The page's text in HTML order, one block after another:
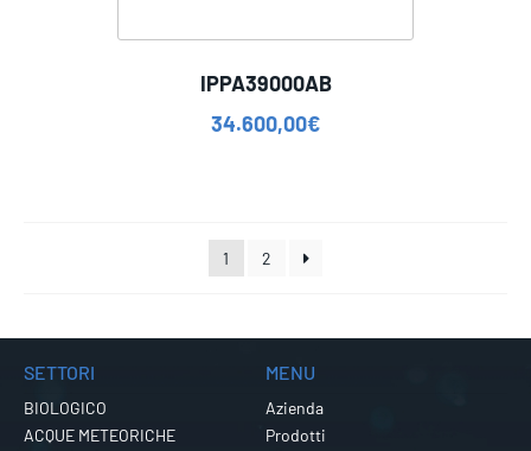
IPPA39000AB
34.600,00€
1 2
SETTORI
BIOLOGICO
ACQUE METEORICHE
MENU
Azienda
Prodotti